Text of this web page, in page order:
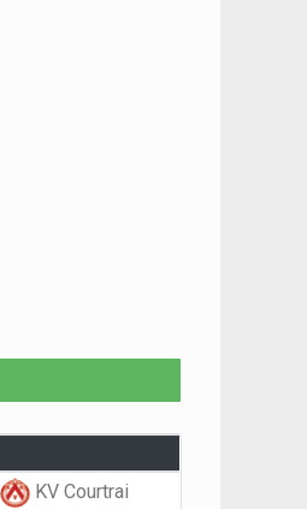
KV Courtrai